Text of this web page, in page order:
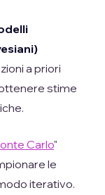
a priori
stime
Carlo"
le
iterativo.